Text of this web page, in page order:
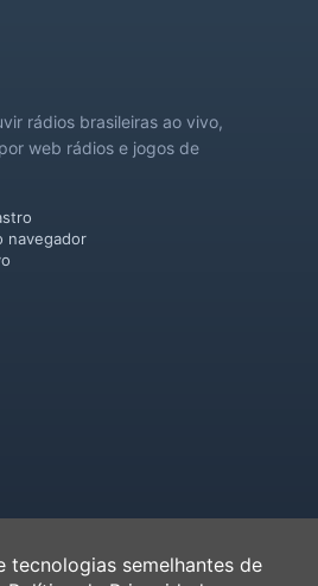
rádios brasileiras ao vivo,
web rádios e jogos de
navegador
tecnologias semelhantes de